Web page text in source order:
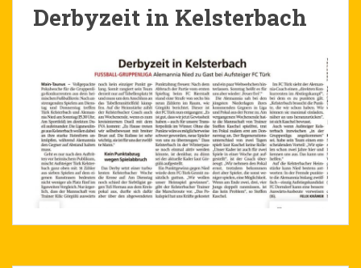
Derbyzeit in Kelsterbach